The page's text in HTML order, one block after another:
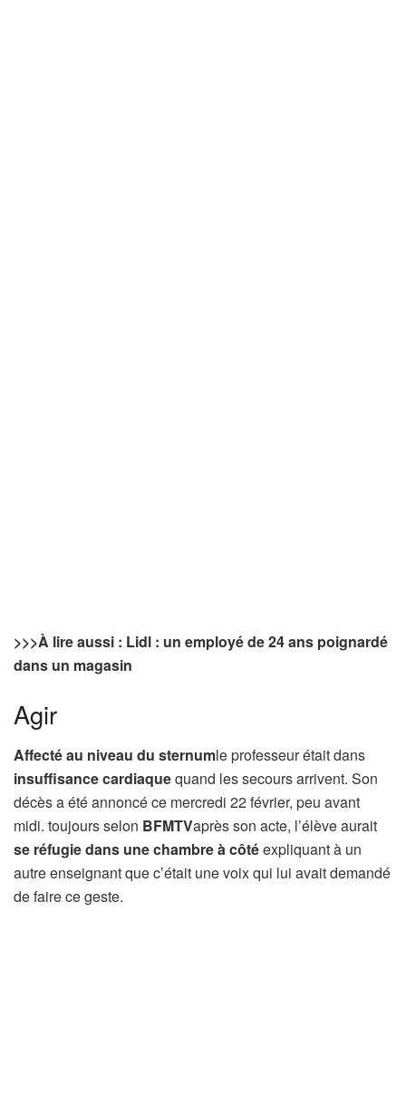
>>>À lire aussi : Lidl : un employé de 24 ans poignardé
dans un magasin
Agir
Affecté au niveau du sternumle professeur était dans
insuffisance cardiaquequand les secours arrivent. Son
décès a été annoncé ce mercredi 22 février, peu avant
midi. toujours selon BFMTVaprès son acte, l’élève aurait
se réfugie dans une chambre à côtéexpliquant à un
autre enseignant que c’était une voix qui lui avait demandé
de faire ce geste.